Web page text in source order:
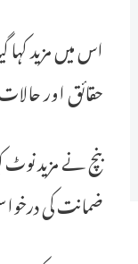
اس میں مزید
حقائق اور
بنچ نے مزید
ضمانت کی